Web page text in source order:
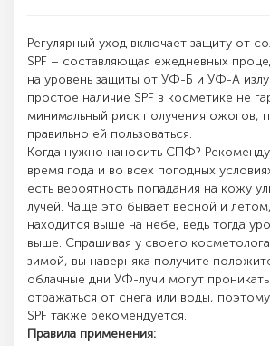
Регулярный уход включает защиту от
SPF – составляющая ежедневных
на уровень защиты от УФ-Б и УФ-А
простое наличие SPF в косметике не
минимальный риск получения ожогов,
правильно ей пользоваться.
Когда нужно наносить СПФ?
время года и во всех погодных
есть вероятность попадания на кожу
лучей. Чаще это бывает весной и
находится выше на небе, ведь тогда
выше. Спрашивая у своего
зимой, вы наверняка получите
облачные дни УФ-лучи могут проникать
отражаться от снега или воды,
SPF также рекомендуется.
Правила применения: